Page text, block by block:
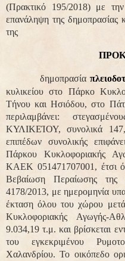
(Πρακτικό 195/2018) με
επανάληψη της δημοπρασίας
της
δημοπρασία
κυλικείου στο Πάρκο
Τήνου και Ησιόδου, στο
περιλαμβάνει:
ΚΥΛΙΚΕΊΟΥ, συνολικά
επιπέδων συνολικής
Πάρκου Κυκλοφοριακής
ΚΑΕΚ 051471707001, έτσι
Βεβαίωση Περαίωσης της
4178/2013, με ημερομηνία
έκταση όλου του χώρου
Κυκλοφοριακής Αγωγής-
9.034,19 τ.μ. και βρίσκεται
του εγκεκριμένου
Χαλανδρίου. Το οικόπεδο